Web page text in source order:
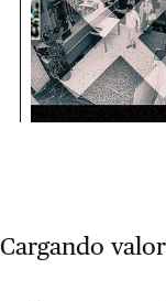
Cargando